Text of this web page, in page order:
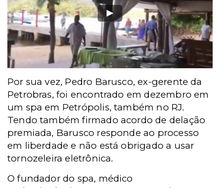
Por sua vez, Pedro Barusco, ex-gerente da
Petrobras, foi encontrado em dezembro em
um spa em Petrópolis, também no RJ.
Tendo também firmado acordo de delação
premiada, Barusco responde ao processo
em liberdade e não está obrigado a usar
tornozeleira eletrônica.
O fundador do spa, médico